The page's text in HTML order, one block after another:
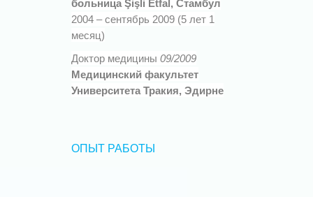
больница Şişli Etfal, Стамбул
2004 – сентябрь 2009 (5 лет 1
месяц)
Доктор медицины09/2009
Медицинский факультет
Университета Тракия, Эдирне
ОПЫТ РАБОТЫ